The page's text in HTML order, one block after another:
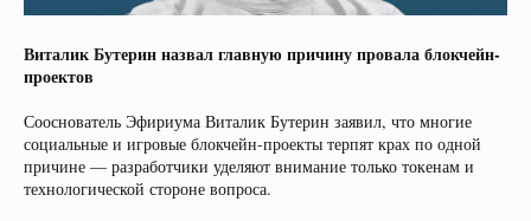
Виталик Бутерин назвал главную причину провала блокчейн-
проектов
Сооснователь Эфириума Виталик Бутерин заявил, что многие
социальные и игровые блокчейн-проекты терпят крах по одной
причине — разработчики уделяют внимание только токенам и
технологической стороне вопроса.